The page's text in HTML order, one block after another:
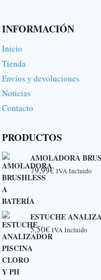
INFORMACIÓN
Inicio
Tienda
Envíos y devoluciones
Noticias
Contacto
PRODUCTOS
AMOLADORA
79,99€ IVA Incluido
ESTUCHE
5,50€ IVA Incluido